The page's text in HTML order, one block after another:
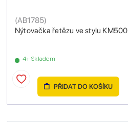
Nýtovačka řetězu ve stylu KM500
(AB1785)
4+ Skladem
PŘIDAT DO KOŠÍKU